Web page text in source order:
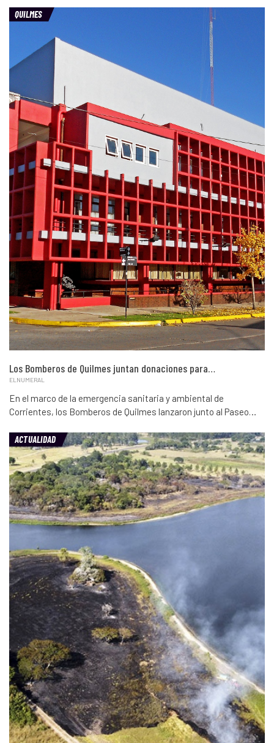
QUILMES
Los Bomberos de Quilmes juntan donaciones para…
ELNUMERAL
En el marco de la emergencia sanitaria y ambiental de
Corrientes, los Bomberos de Quilmes lanzaron junto al Paseo…
ACTUALIDAD